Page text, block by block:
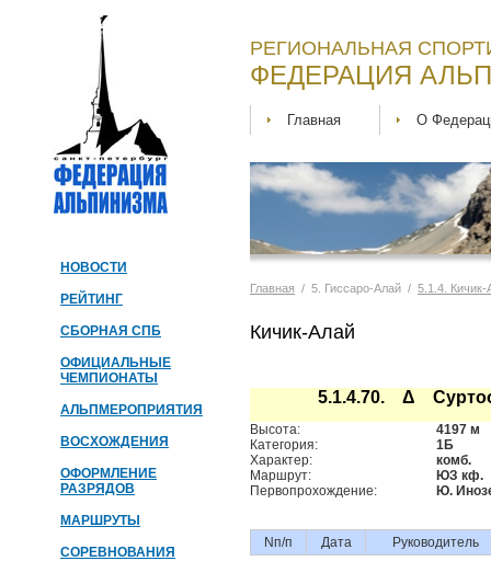
НОВОСТИ
РЕЙТИНГ
СБОРНАЯ СПБ
ОФИЦИАЛЬНЫЕ
ЧЕМПИОНАТЫ
АЛЬПМЕРОПРИЯТИЯ
ВОСХОЖДЕНИЯ
ОФОРМЛЕНИЕ
РАЗРЯДОВ
МАРШРУТЫ
СОРЕВНОВАНИЯ
РЕГИОНАЛЬНАЯ
ФЕДЕРАЦИЯ
Главная О
Главная / 5. Гиссаро-Алай / 5.1.4. Кичик-
Кичик-Алай
5.1.4.70. Δ
Высота:
4197 м
Категория:
1Б
Характер:
комб.
Маршрут:
ЮЗ кф.
Первопрохождение:
Ю.
Nп/п Дата Руководитель